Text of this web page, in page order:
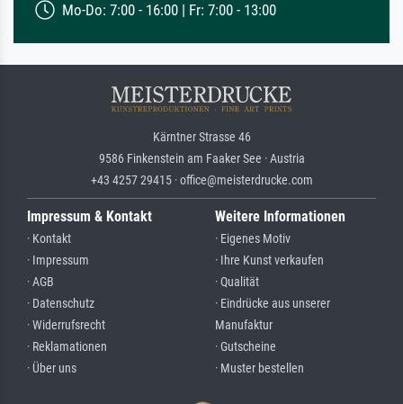
Mo-Do: 7:00 - 16:00 | Fr: 7:00 - 13:00
Kärntner Strasse 46
9586 Finkenstein am Faaker See · Austria
+43 4257 29415 · office@meisterdrucke.com
Impressum & Kontakt
· Kontakt
· Impressum
· AGB
· Datenschutz
· Widerrufsrecht
· Reklamationen
· Über uns
Weitere Informationen
· Eigenes Motiv
· Ihre Kunst verkaufen
· Qualität
· Eindrücke aus unserer
Manufaktur
· Gutscheine
· Muster bestellen